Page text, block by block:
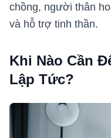
chồng, người thân
và hỗ trợ tinh thần.
Khi Nào Cần
Lập Tức?